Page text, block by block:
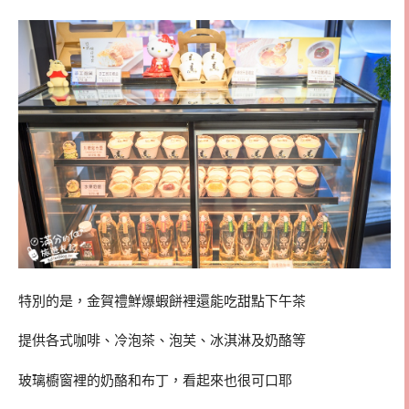
特別的是，金賀禮鮮爆蝦餅裡還能吃甜點下午茶
提供各式咖啡、冷泡茶、泡芙、冰淇淋及奶酪等
玻璃櫥窗裡的奶酪和布丁，看起來也很可口耶